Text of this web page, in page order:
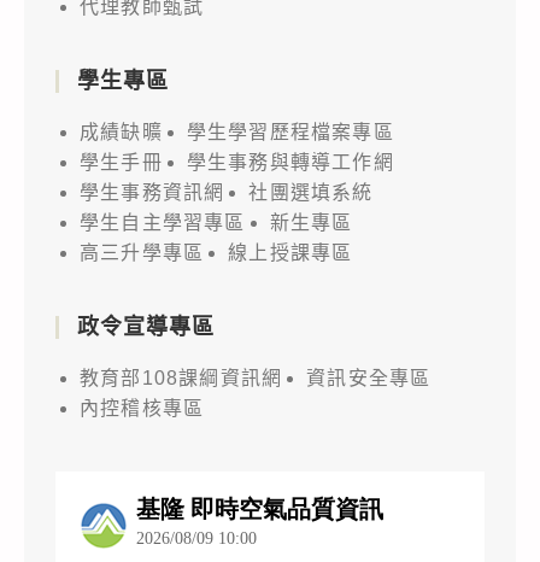
代理教師甄試
學生專區
成績缺曠
學生學習歷程檔案專區
學生手冊
學生事務與轉導工作網
學生事務資訊網
社團選填系統
學生自主學習專區
新生專區
高三升學專區
線上授課專區
政令宣導專區
教育部108課綱資訊網
資訊安全專區
內控稽核專區